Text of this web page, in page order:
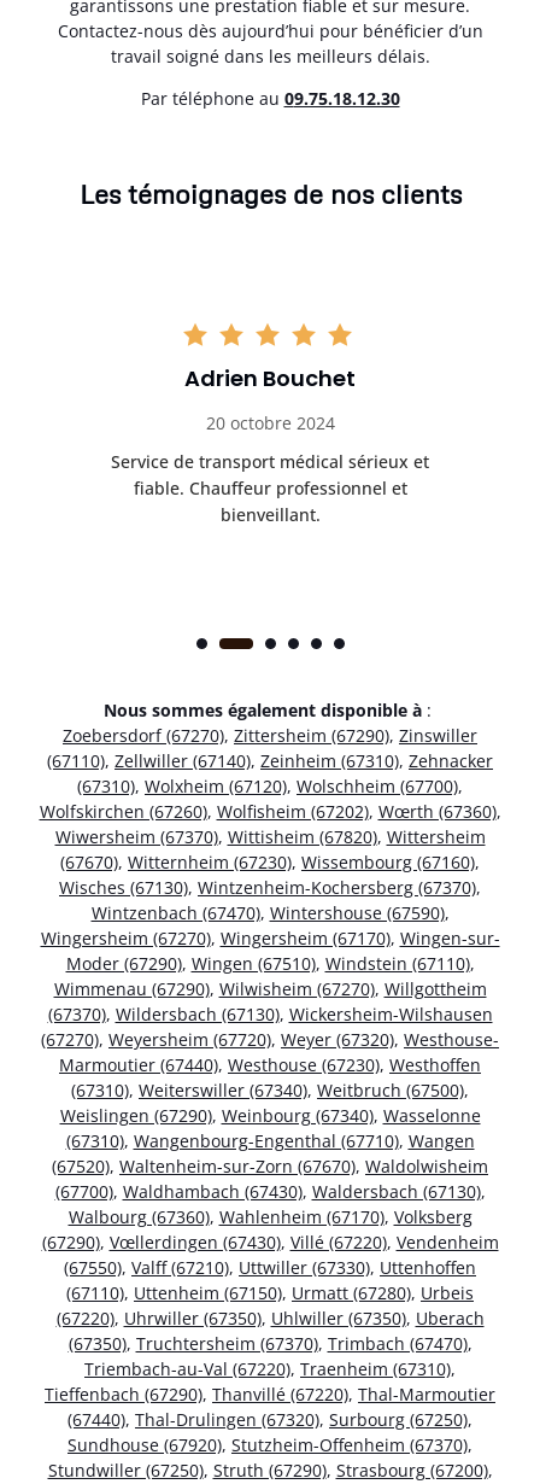
garantissons une prestation fiable et sur mesure.
Contactez-nous dès aujourd’hui pour bénéficier d’un
travail soigné dans les meilleurs délais.
Par téléphone au 09.75.18.12.30
Les témoignages de nos clients
Adrien Bouchet
20 octobre 2024
Service de transport médical sérieux et
fiable. Chauffeur professionnel et
bienveillant.
Nous sommes également disponible à :
Zoebersdorf (67270), Zittersheim (67290), Zinswiller
(67110), Zellwiller (67140), Zeinheim (67310), Zehnacker
(67310), Wolxheim (67120), Wolschheim (67700),
Wolfskirchen (67260), Wolfisheim (67202), Wœrth (67360),
Wiwersheim (67370), Wittisheim (67820), Wittersheim
(67670), Witternheim (67230), Wissembourg (67160),
Wisches (67130), Wintzenheim-Kochersberg (67370),
Wintzenbach (67470), Wintershouse (67590),
Wingersheim (67270), Wingersheim (67170), Wingen-sur-
Moder (67290), Wingen (67510), Windstein (67110),
Wimmenau (67290), Wilwisheim (67270), Willgottheim
(67370), Wildersbach (67130), Wickersheim-Wilshausen
(67270), Weyersheim (67720), Weyer (67320), Westhouse-
Marmoutier (67440), Westhouse (67230), Westhoffen
(67310), Weiterswiller (67340), Weitbruch (67500),
Weislingen (67290), Weinbourg (67340), Wasselonne
(67310), Wangenbourg-Engenthal (67710), Wangen
(67520), Waltenheim-sur-Zorn (67670), Waldolwisheim
(67700), Waldhambach (67430), Waldersbach (67130),
Walbourg (67360), Wahlenheim (67170), Volksberg
(67290), Vœllerdingen (67430), Villé (67220), Vendenheim
(67550), Valff (67210), Uttwiller (67330), Uttenhoffen
(67110), Uttenheim (67150), Urmatt (67280), Urbeis
(67220), Uhrwiller (67350), Uhlwiller (67350), Uberach
(67350), Truchtersheim (67370), Trimbach (67470),
Triembach-au-Val (67220), Traenheim (67310),
Tieffenbach (67290), Thanvillé (67220), Thal-Marmoutier
(67440), Thal-Drulingen (67320), Surbourg (67250),
Sundhouse (67920), Stutzheim-Offenheim (67370),
Stundwiller (67250), Struth (67290), Strasbourg (67200),